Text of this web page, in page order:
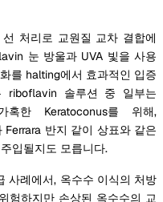
처리로 교원질 교차 결합에
눈 방울과 UVA 빛을 사용
를 halting에서 효과적인 입증
riboflavin 솔루션 중 일부는
혹한 Keratoconus를 위해,
반지 같이 상표와 같은
입될지도 모릅니다.
사례에서, 옥수수 이식의 처방
험하지만 손상된 옥수수의 교